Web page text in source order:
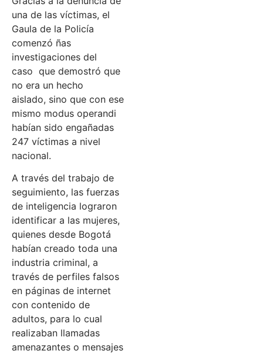
una de las víctimas, el
Gaula de la Policía
comenzó ñas
investigaciones del
caso que demostró que
no era un hecho
aislado, sino que con ese
mismo modus operandi
habían sido engañadas
247 víctimas a nivel
nacional.
A través del trabajo de
seguimiento, las fuerzas
de inteligencia lograron
identificar a las mujeres,
quienes desde Bogotá
habían creado toda una
industria criminal, a
través de perfiles falsos
en páginas de internet
con contenido de
adultos, para lo cual
realizaban llamadas
amenazantes o mensajes